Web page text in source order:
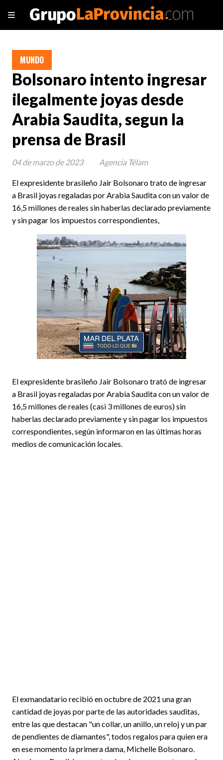
Bolsonaro intento ingresar
ilegalmente joyas desde
Arabia Saudita, segun la
prensa de Brasil
El expresidente brasileño Jair Bolsonaro trato de ingresar
a Brasil joyas regaladas por Arabia Saudita con un valor de
16,5 millones de reales sin haberlas declarado previamente
y sin pagar los impuestos correspondientes,
MUNDO
04 de marzo de 2023 Agencia Télam
El expresidente brasileño Jair Bolsonaro trató de ingresar
a Brasil joyas regaladas por Arabia Saudita con un valor de
16,5 millones de reales (casi 3 millones de euros) sin
haberlas declarado previamente y sin pagar los impuestos
correspondientes, según informaron en las últimas horas
medios de comunicación locales.
El exmandatario recibió en octubre de 2021 una gran
cantidad de joyas por parte de las autoridades sauditas,
entre las que destacan "un collar, un anillo, un reloj y un par
de pendientes de diamantes", todos regalos para quien era
en ese momento la primera dama, Michelle Bolsonaro.